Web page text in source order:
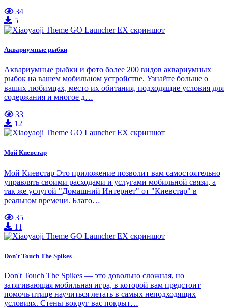
34
5
Аквариумные рыбки
Аквариумные рыбки и фото более 200 видов аквариумных
рыбок на вашем мобильном устройстве. Узнайте больше о
ваших любимцах, место их обитания, подходящие условия для
содержания и многое д…
33
12
Мой Киевстар
Мой Киевстар Это приложение позволит вам самостоятельно
управлять своими расходами и услугами мобильной связи, а
так же услугой "Домашний Интернет" от "Киевстар" в
реальном времени. Благо…
35
11
Don't Touch The Spikes
Don't Touch The Spikes — это довольно сложная, но
затягивающая мобильная игра, в которой вам предстоит
помочь птице научиться летать в самых неподходящих
условиях. Стены вокруг вас покрыт…